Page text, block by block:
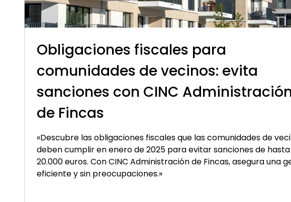
Obligaciones fiscales para
comunidades de vecinos: evita
sanciones con CINC
de Fincas
«Descubre las obligaciones fiscales que las comunidades de
deben cumplir en enero de 2025 para evitar sanciones de hasta
20.000 euros. Con CINC Administración de Fincas, asegura una
eficiente y sin preocupaciones.»